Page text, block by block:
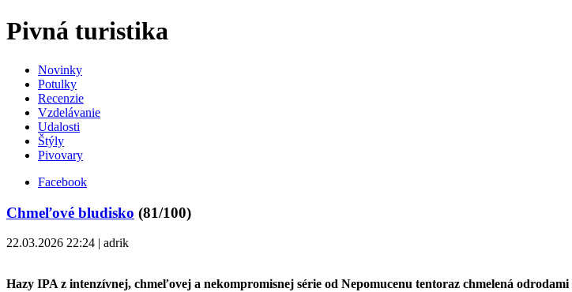
Pivná turistika
Novinky
Potulky
Recenzie
Vzdelávanie
Udalosti
Štýly
Pivovary
Facebook
Chmeľové bludisko (81/100)
22.03.2026 22:24 | adrik
Hazy IPA z intenzívnej, chmeľovej a nekompromisnej série od Nepomucenu tentoraz chmelená